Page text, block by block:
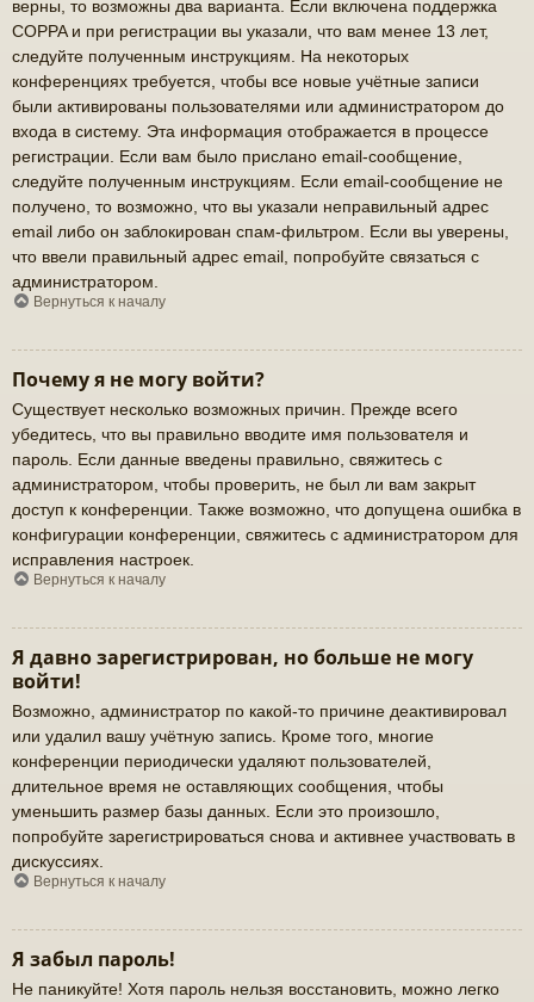
верны, то возможны два варианта. Если включена поддержка
COPPA и при регистрации вы указали, что вам менее 13 лет,
следуйте полученным инструкциям. На некоторых
конференциях требуется, чтобы все новые учётные записи
были активированы пользователями или администратором до
входа в систему. Эта информация отображается в процессе
регистрации. Если вам было прислано email-сообщение,
следуйте полученным инструкциям. Если email-сообщение не
получено, то возможно, что вы указали неправильный адрес
email либо он заблокирован спам-фильтром. Если вы уверены,
что ввели правильный адрес email, попробуйте связаться с
администратором.
Вернуться к началу
Почему я не могу войти?
Существует несколько возможных причин. Прежде всего
убедитесь, что вы правильно вводите имя пользователя и
пароль. Если данные введены правильно, свяжитесь с
администратором, чтобы проверить, не был ли вам закрыт
доступ к конференции. Также возможно, что допущена ошибка в
конфигурации конференции, свяжитесь с администратором для
исправления настроек.
Вернуться к началу
Я давно зарегистрирован, но больше не могу
войти!
Возможно, администратор по какой-то причине деактивировал
или удалил вашу учётную запись. Кроме того, многие
конференции периодически удаляют пользователей,
длительное время не оставляющих сообщения, чтобы
уменьшить размер базы данных. Если это произошло,
попробуйте зарегистрироваться снова и активнее участвовать в
дискуссиях.
Вернуться к началу
Я забыл пароль!
Не паникуйте! Хотя пароль нельзя восстановить, можно легко